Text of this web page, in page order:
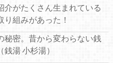
介がたくさん生まれている
組みがあった！
秘密。昔から変わらない銭
湯 小杉湯）